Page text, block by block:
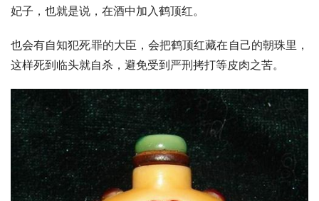
妃子，也就是说，在酒中加入鹤顶红。
也会有自知犯死罪的大臣，会把鹤顶红藏在自己的朝珠里，
这样死到临头就自杀，避免受到严刑拷打等皮肉之苦。